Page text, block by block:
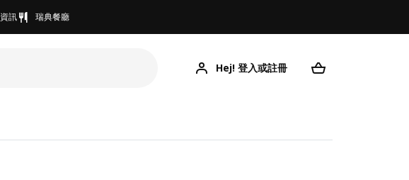
訊 瑞典餐廳
Hej! 登入或註冊